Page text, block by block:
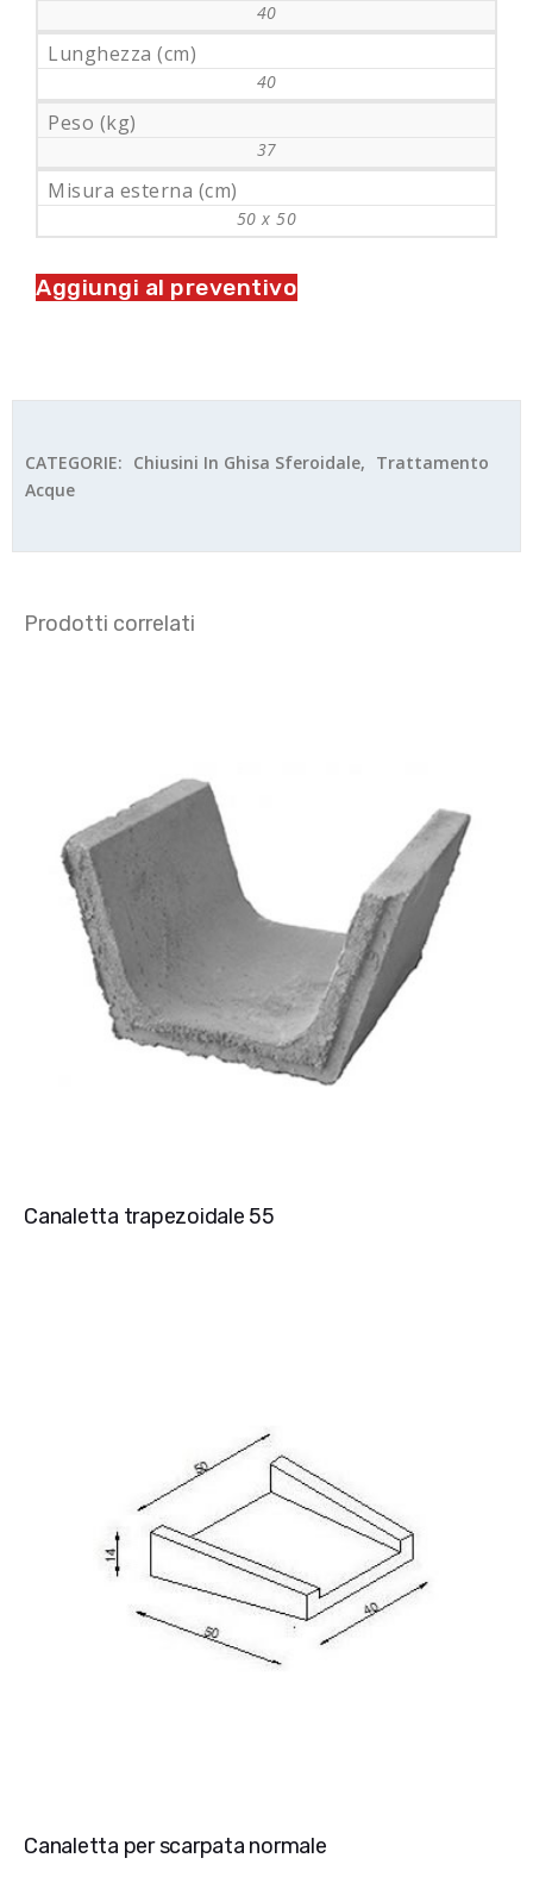
40
Lunghezza (cm)
40
Peso (kg)
37
Misura esterna (cm)
50 x 50
Aggiungi al preventivo
CATEGORIE: Chiusini In Ghisa Sferoidale, Trattamento
Acque
Prodotti correlati
Canaletta trapezoidale 55
Canaletta per scarpata normale